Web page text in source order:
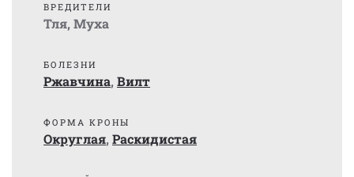
ВРЕДИТЕЛИ
Тля, Муха
БОЛЕЗНИ
Ржавчина, Вилт
ФОРМА КРОНЫ
Округлая, Раскидистая